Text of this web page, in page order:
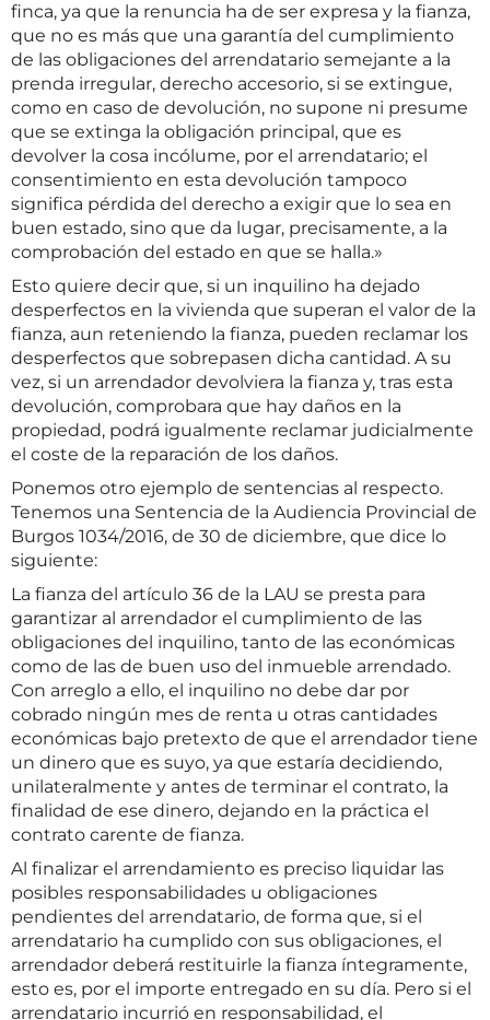
finca, ya que la renuncia ha de ser expresa y la fianza,
que no es más que una garantía del cumplimiento
de las obligaciones del arrendatario semejante a la
prenda irregular, derecho accesorio, si se extingue,
como en caso de devolución, no supone ni presume
que se extinga la obligación principal, que es
devolver la cosa incólume, por el arrendatario; el
consentimiento en esta devolución tampoco
significa pérdida del derecho a exigir que lo sea en
buen estado, sino que da lugar, precisamente, a la
comprobación del estado en que se halla.»
Esto quiere decir que, si un inquilino ha dejado
desperfectos en la vivienda que superan el valor de la
fianza, aun reteniendo la fianza, pueden reclamar los
desperfectos que sobrepasen dicha cantidad. A su
vez, si un arrendador devolviera la fianza y, tras esta
devolución, comprobara que hay daños en la
propiedad, podrá igualmente reclamar judicialmente
el coste de la reparación de los daños.
Ponemos otro ejemplo de sentencias al respecto.
Tenemos una Sentencia de la Audiencia Provincial de
Burgos 1034/2016, de 30 de diciembre, que dice lo
siguiente:
La fianza del artículo 36 de la LAU se presta para
garantizar al arrendador el cumplimiento de las
obligaciones del inquilino, tanto de las económicas
como de las de buen uso del inmueble arrendado.
Con arreglo a ello, el inquilino no debe dar por
cobrado ningún mes de renta u otras cantidades
económicas bajo pretexto de que el arrendador tiene
un dinero que es suyo, ya que estaría decidiendo,
unilateralmente y antes de terminar el contrato, la
finalidad de ese dinero, dejando en la práctica el
contrato carente de fianza.
Al finalizar el arrendamiento es preciso liquidar las
posibles responsabilidades u obligaciones
pendientes del arrendatario, de forma que, si el
arrendatario ha cumplido con sus obligaciones, el
arrendador deberá restituirle la fianza íntegramente,
esto es, por el importe entregado en su día. Pero si el
arrendatario incurrió en responsabilidad, el